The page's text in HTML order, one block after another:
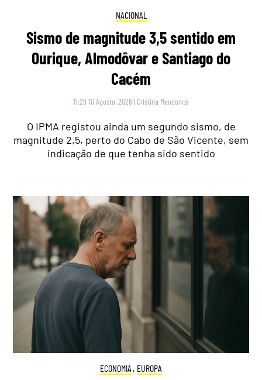
NACIONAL
Sismo de magnitude 3,5 sentido em
Ourique, Almodôvar e Santiago do
Cacém
11:29 10 Agosto, 2026 | Cristina Mendonça
O IPMA registou ainda um segundo sismo, de
magnitude 2,5, perto do Cabo de São Vicente, sem
indicação de que tenha sido sentido
ECONOMIA , EUROPA